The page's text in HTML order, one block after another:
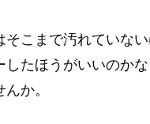
そこまで汚れていな
したほうがいいのか
か。